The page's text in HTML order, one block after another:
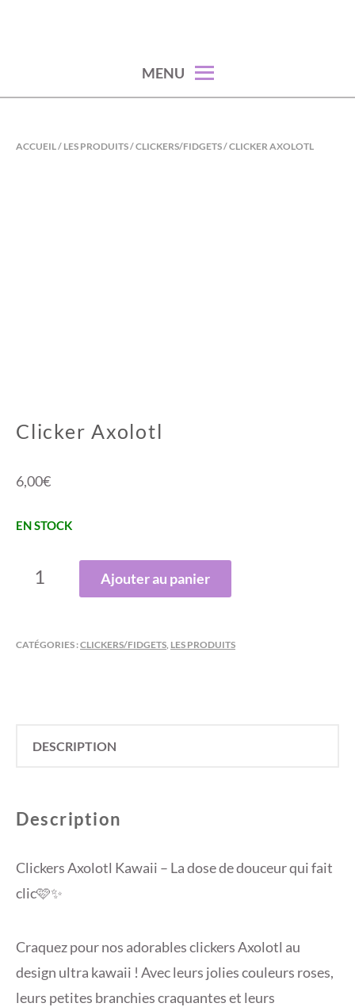
MENU
ACCUEIL/ LES PRODUITS/CLICKERS/FIDGETS/ CLICKER AXOLOTL
Clicker Axolotl
6,00€
EN STOCK
QUANTITÉ
Ajouter au panier
CATÉGORIES :CLICKERS/FIDGETS, LES PRODUITS
DESCRIPTION
Description
Clickers Axolotl Kawaii – La dose de douceur qui fait
clic🩷✨
Craquez pour nos adorables clickers Axolotl au
design ultra kawaii ! Avec leurs jolies couleurs roses,
leurs petites branchies craquantes et leurs